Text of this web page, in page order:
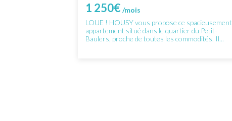
1 250€/mois
LOUE ! HOUSY vous propose ce spacieusement
appartement situé dans le quartier du Petit-
Baulers, proche de toutes les commodités. Il...